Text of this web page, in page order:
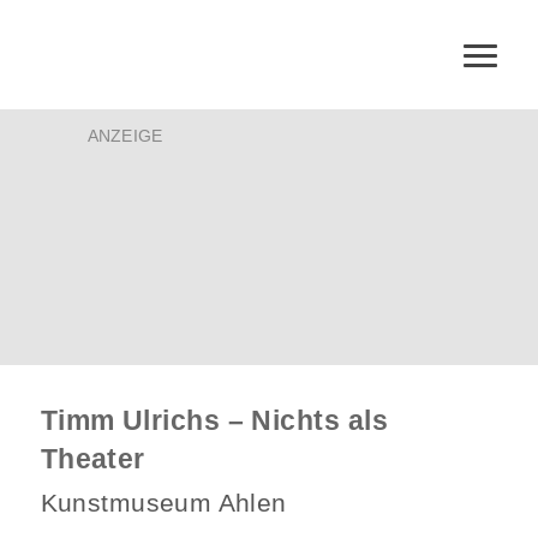
ANZEIGE
Timm Ulrichs – Nichts als
Theater
Kunstmuseum Ahlen